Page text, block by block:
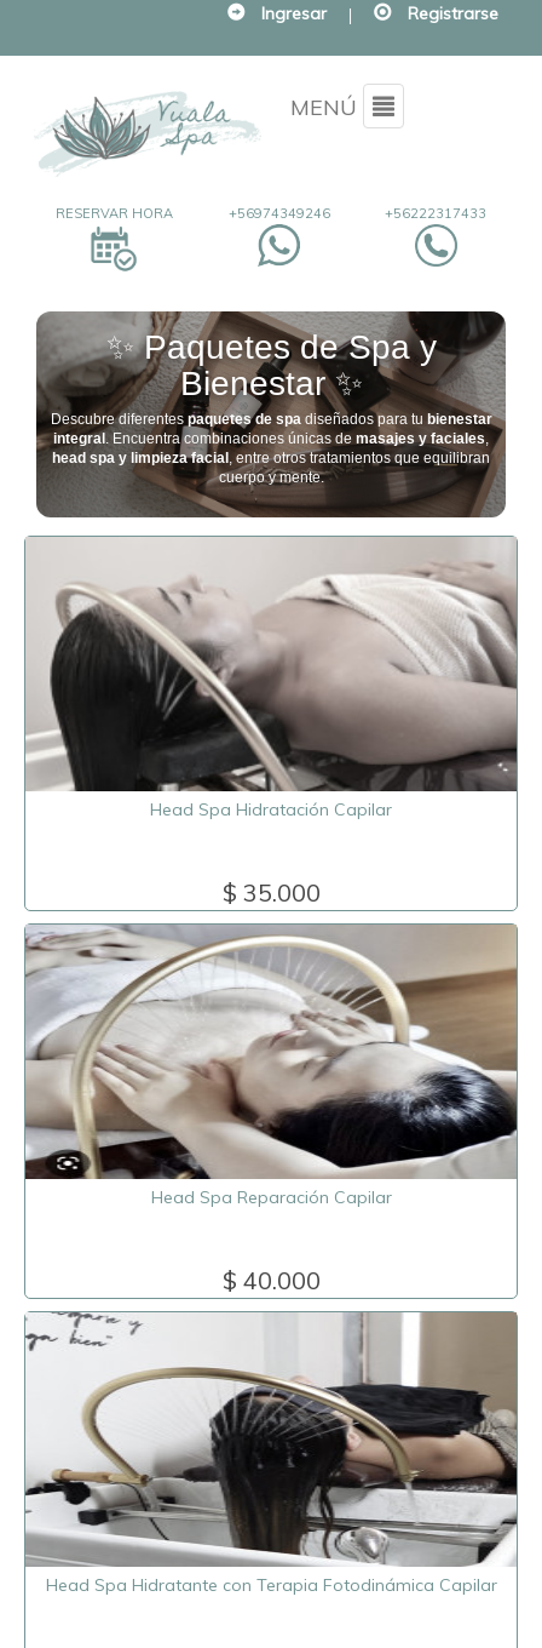
Ingresar | Registrarse
MENÚ Menu
+56222317433
+56974349246
RESERVAR HORA
✨ Paquetes de Spa y
Bienestar ✨
Descubre diferentes paquetes de spadiseñados para tu bienestar
integral . Encuentra combinaciones únicas de masajes y faciales,
head spa y limpieza facial , entre otros tratamientos que equilibran
cuerpo y mente.
Head Spa Hidratación Capilar
$ 35.000
Head Spa Reparación Capilar
$ 40.000
Head Spa Hidratante con Terapia Fotodinámica Capilar